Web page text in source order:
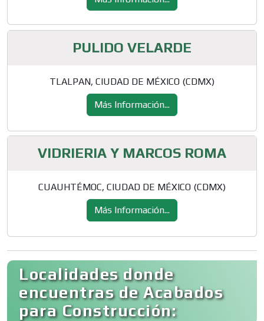
PULIDO VELARDE
TLALPAN, CIUDAD DE MÉXICO (CDMX)
Más Información...
VIDRIERIA Y MARCOS ROMA
CUAUHTÉMOC, CIUDAD DE MÉXICO (CDMX)
Más Información...
Localidades donde
encuentras de Acabados
para Construcción: